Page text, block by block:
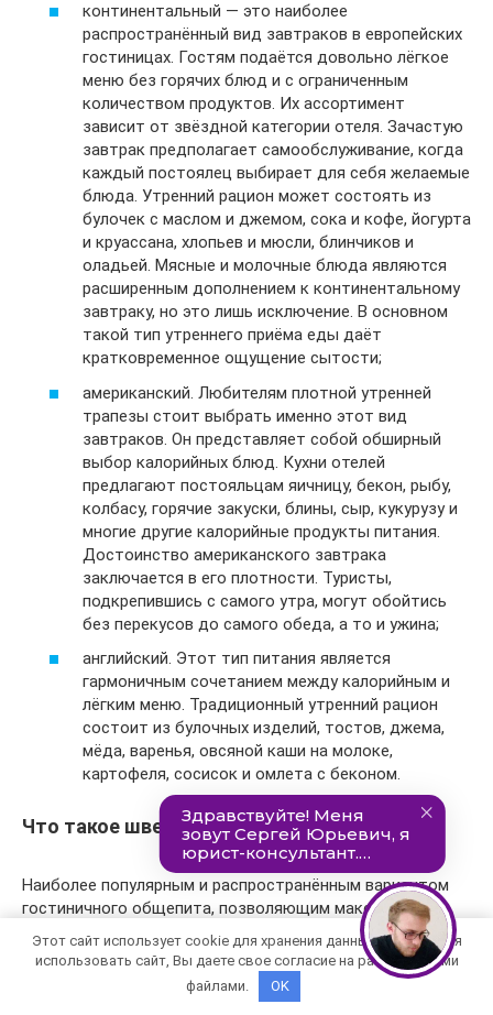
континентальный — это наиболее
распространённый вид завтраков в европейских
гостиницах. Гостям подаётся довольно лёгкое
меню без горячих блюд и с ограниченным
количеством продуктов. Их ассортимент
зависит от звёздной категории отеля. Зачастую
завтрак предполагает самообслуживание, когда
каждый постоялец выбирает для себя желаемые
блюда. Утренний рацион может состоять из
булочек с маслом и джемом, сока и кофе, йогурта
и круассана, хлопьев и мюсли, блинчиков и
оладьей. Мясные и молочные блюда являются
расширенным дополнением к континентальному
завтраку, но это лишь исключение. В основном
такой тип утреннего приёма еды даёт
кратковременное ощущение сытости;
американский. Любителям плотной утренней
трапезы стоит выбрать именно этот вид
завтраков. Он представляет собой обширный
выбор калорийных блюд. Кухни отелей
предлагают постояльцам яичницу, бекон, рыбу,
колбасу, горячие закуски, блины, сыр, кукурузу и
многие другие калорийные продукты питания.
Достоинство американского завтрака
заключается в его плотности. Туристы,
подкрепившись с самого утра, могут обойтись
без перекусов до самого обеда, а то и ужина;
английский. Этот тип питания является
гармоничным сочетанием между калорийным и
лёгким меню. Традиционный утренний рацион
состоит из булочных изделий, тостов, джема,
мёда, варенья, овсяной каши на молоке,
картофеля, сосисок и омлета с беконом.
Что такое шведский стол
Наиболее популярным и распространённым вариантом
гостиничного общепита, позволяющим максимально
быстро, качественно и аппетитно накормить большое
количество жильцов отеля одновременно, является
шведский стол. Такой способ обслуживания
применяется в многочисленных туристических
Этот сайт использует cookie для хранения данных. Продолжая
использовать сайт, Вы даете свое согласие на работу с этими
файлами.
OK